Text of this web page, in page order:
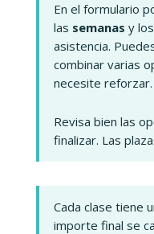
En el formulario
las semanas y los
asistencia.
combinar varias
necesite reforzar.
Revisa bien las
finalizar. Las
Cada clase tiene
importe final se